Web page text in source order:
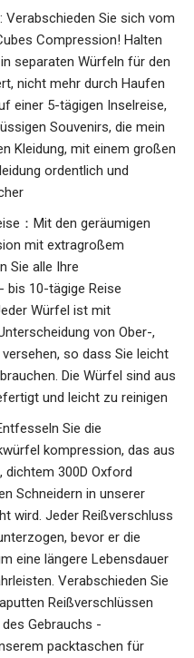
Verabschieden Sie sich vom
Compression! Halten
separaten Würfeln für den
nicht mehr durch Haufen
einer 5-tägigen Inselreise,
Souvenirs, die mein
Kleidung, mit einem großen
ordentlich und
：Mit den geräumigen
mit extragroßem
Sie alle Ihre
bis 10-tägige Reise
Würfel ist mit
von Ober-,
so dass Sie leicht
Die Würfel sind aus
und leicht zu reinigen
Sie die
kompression, das aus
300D Oxford
Schneidern in unserer
wird. Jeder Reißverschluss
bevor er die
eine längere Lebensdauer
Verabschieden Sie
Reißverschlüssen
Gebrauchs -
packtaschen für